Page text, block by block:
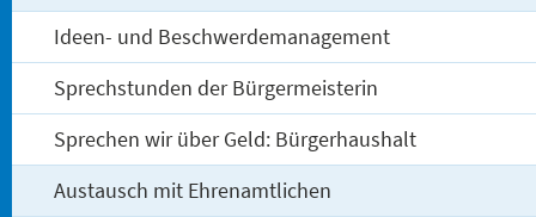
Ideen- und Beschwerdemanagement
Sprechstunden der Bürgermeisterin
Sprechen wir über Geld: Bürgerhaushalt
Austausch mit Ehrenamtlichen